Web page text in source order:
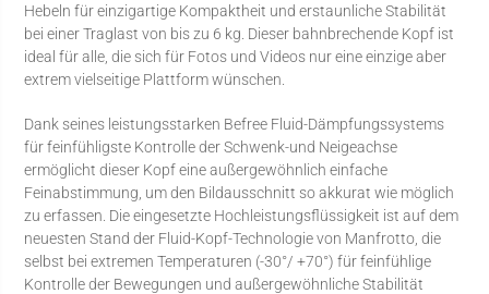
Hebeln für einzigartige Kompaktheit und erstaunliche Stabilität
bei einer Traglast von bis zu 6 kg. Dieser bahnbrechende Kopf ist
ideal für alle, die sich für Fotos und Videos nur eine einzige aber
extrem vielseitige Plattform wünschen.
Dank seines leistungsstarken Befree Fluid-Dämpfungssystems
für feinfühligste Kontrolle der Schwenk-und Neigeachse
ermöglicht dieser Kopf eine außergewöhnlich einfache
Feinabstimmung, um den Bildausschnitt so akkurat wie möglich
zu erfassen. Die eingesetzte Hochleistungsflüssigkeit ist auf dem
neuesten Stand der Fluid-Kopf-Technologie von Manfrotto, die
selbst bei extremen Temperaturen (-30°/ +70°) für feinfühlige
Kontrolle der Bewegungen und außergewöhnliche Stabilität